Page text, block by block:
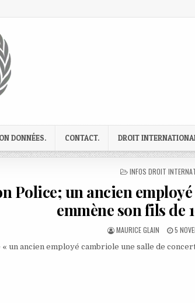
DONNÉES. CONTACT. DROIT
POSTED
INFOS DROIT
Police; un ancien
emmène son fils de
AUTHOR:
MAURICE GLAIN 5
un ancien employé cambriole une salle de